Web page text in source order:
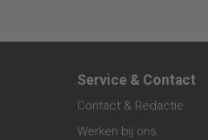
Service & Contact
Contact & Redactie
Werken bij ons